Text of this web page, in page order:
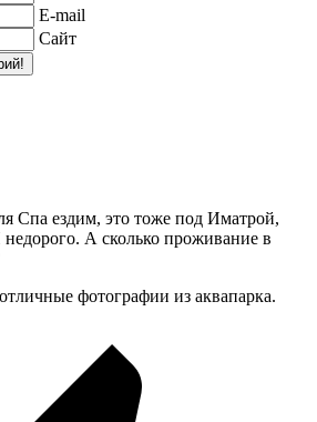
E-mail
Сайт
Спа ездим, это тоже под Иматрой,
А сколько проживание в
фотографии из аквапарка.